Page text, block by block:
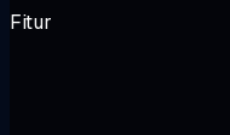
Fitur